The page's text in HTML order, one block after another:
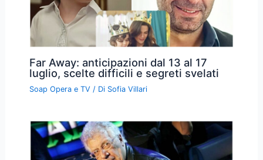
Far Away: anticipazioni dal 13 al 17
luglio, scelte difficili e segreti svelati
Soap Opera e TV / Di Sofia Villari